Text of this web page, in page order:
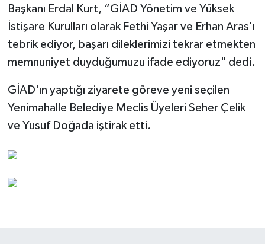
Başkanı Erdal Kurt, “GİAD Yönetim ve Yüksek
İstişare Kurulları olarak Fethi Yaşar ve Erhan Aras'ı
tebrik ediyor, başarı dileklerimizi tekrar etmekten
memnuniyet duyduğumuzu ifade ediyoruz" dedi.
GİAD'ın yaptığı ziyarete göreve yeni seçilen
Yenimahalle Belediye Meclis Üyeleri Seher Çelik
ve Yusuf Doğada iştirak etti.